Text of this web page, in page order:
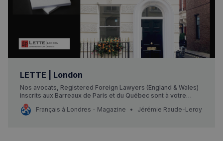
LETTE | London
Nos avocats, Registered Foreign Lawyers (England & Wales)
inscrits aux Barreaux de Paris et du Québec sont à votre
disposition pour étudier toutes vos questions patrimoniales,
fiscales et immobilières
Français à Londres - Magazine Jérémie Raude-Leroy